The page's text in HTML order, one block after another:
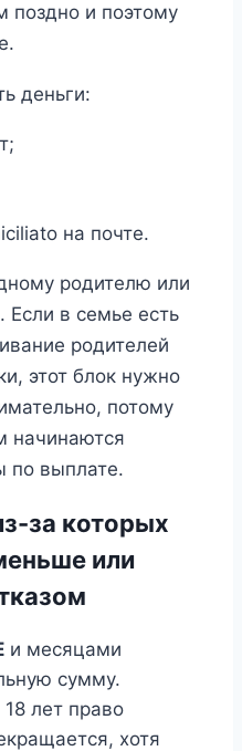
поздно и поэтому
деньги:
на почте.
родителю или
в семье есть
родителей
этот блок нужно
потому
начинаются
по выплате.
за которых
или
и месяцами
сумму.
лет право
хотя